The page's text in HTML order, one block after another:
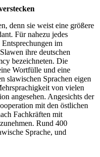
denn sie weist eine größere
Für nahezu jedes
im
ihre deutschen
bezeichneten. Die
Wortfülle und eine
slawischen Sprachen eigen
von vielen
angesehen. Angesichts der
mit den östlichen
Fachkräften mit
Rund 400
Sprache, und